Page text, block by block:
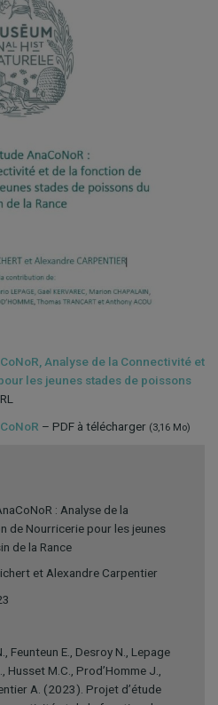
Analyse de la Connectivité et
les jeunes stades de poissons
– PDF à télécharger (3,16 Mo)
: Analyse de la
de Nourricerie pour les jeunes
de la Rance
et Alexandre Carpentier
Feunteun E., Desroy N., Lepage
Husset M.C., Prod’Homme J.,
A. (2023). Projet d’étude